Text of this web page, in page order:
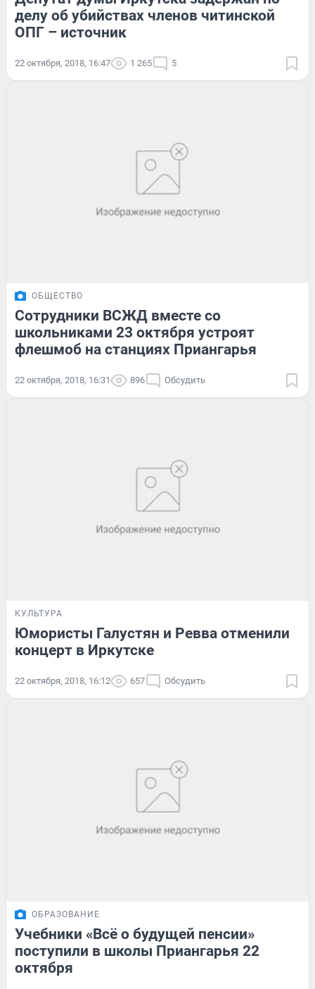
делу об убийствах членов читинской
ОПГ – источник
22 октября, 2018, 16:47 1 265 5
ОБЩЕСТВО
Сотрудники ВСЖД вместе со
школьниками 23 октября устроят
флешмоб на станциях Приангарья
22 октября, 2018, 16:31 896 Обсудить
КУЛЬТУРА
Юмористы Галустян и Ревва отменили
концерт в Иркутске
22 октября, 2018, 16:12 657 Обсудить
ОБРАЗОВАНИЕ
Учебники «Всё о будущей пенсии»
поступили в школы Приангарья 22
октября